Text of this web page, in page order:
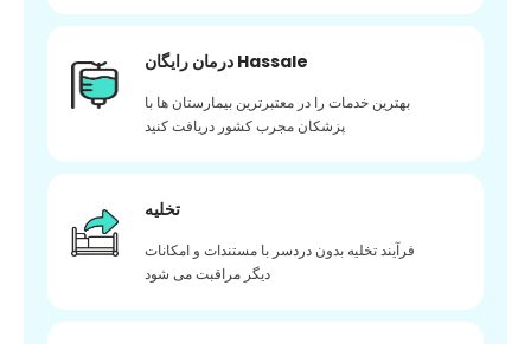
درمان رایگان Hassale
بهترین خدمات را در معتبرترین بیمارستان ها با
پزشکان مجرب کشور دریافت کنید
تخلیه
فرآیند تخلیه بدون دردسر با مستندات و امکانات
دیگر مراقبت می شود